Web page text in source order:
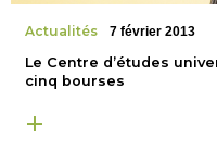
Actualités 7 février 2013
Le Centre d’études
cinq bourses